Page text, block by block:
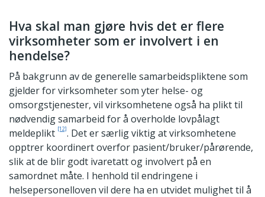
Hva skal man gjøre hvis det er flere
virksomheter som er involvert i en
hendelse?
På bakgrunn av de generelle samarbeidspliktene som
gjelder for virksomheter som yter helse- og
omsorgstjenester, vil virksomhetene også ha plikt til
nødvendig samarbeid for å overholde lovpålagt
meldeplikt [12]. Det er særlig viktig at virksomhetene
opptrer koordinert overfor pasient/bruker/pårørende,
slik at de blir godt ivaretatt og involvert på en
samordnet måte. I henhold til endringene i
helsepersonelloven vil dere ha en utvidet mulighet til å